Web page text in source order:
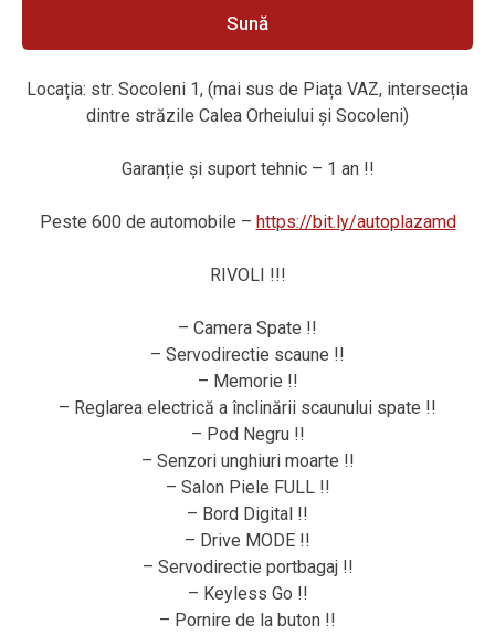
Sună
Locația: str. Socoleni 1, (mai sus de Piața VAZ, intersecția
dintre străzile Calea Orheiului și Socoleni)
Garanție și suport tehnic – 1 an !!
Peste 600 de automobile – https://bit.ly/autoplazamd
RIVOLI !!!
– Camera Spate !!
– Servodirectie scaune !!
– Memorie !!
– Reglarea electrică a înclinării scaunului spate !!
– Pod Negru !!
– Senzori unghiuri moarte !!
– Salon Piele FULL !!
– Bord Digital !!
– Drive MODE !!
– Servodirectie portbagaj !!
– Keyless Go !!
– Pornire de la buton !!